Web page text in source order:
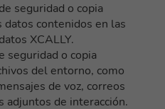
seguridad o copia
contenidos en las
XCALLY.
seguridad o copia
del entorno, como
de voz, correos
adjuntos de interacción.